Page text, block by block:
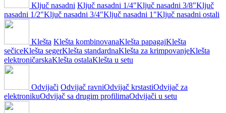
Ključ nasadni Ključ nasadni 1/4"Ključ nasadni 3/8"Ključ
nasadni 1/2"Ključ nasadni 3/4"Ključ nasadni 1"Ključ nasadni ostali
Klešta Klešta kombinovanaKlešta papagajKlešta
sečiceKlešta segerKlešta standardnaKlešta za krimpovanjeKlešta
elektroničarskaKlešta ostalaKlešta u setu
Odvijači Odvijač ravniOdvijač krstastiOdvijač za
elektronikuOdvijač sa drugim profilimaOdvijači u setu